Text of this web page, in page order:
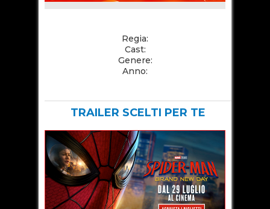
Regia:
Cast:
Genere:
Anno:
TRAILER SCELTI PER TE